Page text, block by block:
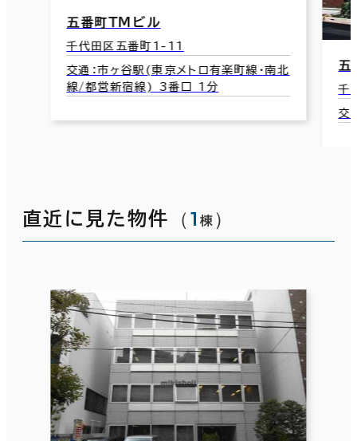
五番町ＴＭビル
千代田区五番町1-11
交通：市ヶ谷駅(東京メトロ有楽町線･南北
線/都営新宿線) 3番口 1分
五
千
交
直近に見た物件 （1 棟 ）